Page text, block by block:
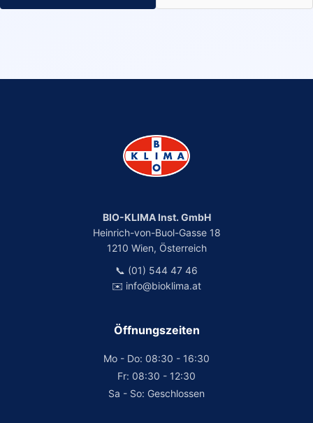
BIO-KLIMA Inst. GmbH
Heinrich-von-Buol-Gasse 18
1210 Wien, Österreich
📞 (01) 544 47 46
✉️ info@bioklima.at
Öffnungszeiten
Mo - Do: 08:30 - 16:30
Fr: 08:30 - 12:30
Sa - So: Geschlossen